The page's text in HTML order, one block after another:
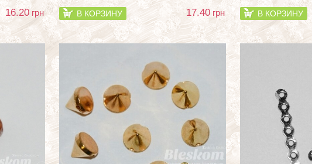
16.20 грн В КОРЗИНУ 17.40 грн В КОРЗИНУ